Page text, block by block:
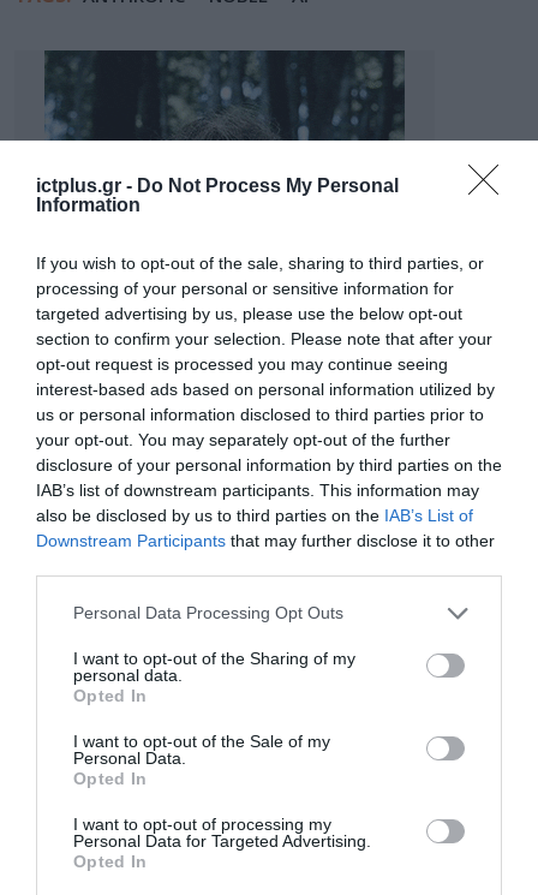
ictplus.gr - Do Not Process My Personal
Information
If you wish to opt-out of the sale, sharing to third parties, or
processing of your personal or sensitive information for
targeted advertising by us, please use the below opt-out
section to confirm your selection. Please note that after your
opt-out request is processed you may continue seeing
interest-based ads based on personal information utilized by
us or personal information disclosed to third parties prior to
your opt-out. You may separately opt-out of the further
disclosure of your personal information by third parties on the
IAB’s list of downstream participants. This information may
also be disclosed by us to third parties on the IAB’s List of
Downstream Participants that may further disclose it to other
Please note that this website/app uses one or more Google
not limited to your visit or usage behaviour. You may click to
grant or deny consent to Google and its third-party tags to
use your data for below specified purposes in below Google
consent section.
Personal Data Processing Opt Outs
I want to opt-out of the Sharing of my
personal data.
Opted In
I want to opt-out of the Sale of my
Personal Data.
Opted In
I want to opt-out of processing my
Personal Data for Targeted Advertising.
Opted In
ΡΟΗ ΕΙΔΗΣΕΩΝ
Το χρηματοδοτούμενο